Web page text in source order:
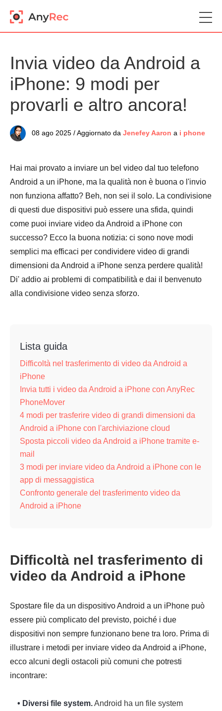
Invia video da Android a
iPhone: 9 modi per
provarli e altro ancora!
08 ago 2025 / Aggiornato da Jenefey Aaron a i phone
Hai mai provato a inviare un bel video dal tuo telefono
Android a un iPhone, ma la qualità non è buona o l'invio
non funziona affatto? Beh, non sei il solo. La condivisione
di questi due dispositivi può essere una sfida, quindi
come puoi inviare video da Android a iPhone con
successo? Ecco la buona notizia: ci sono nove modi
semplici ma efficaci per condividere video di grandi
dimensioni da Android a iPhone senza perdere qualità!
Di' addio ai problemi di compatibilità e dai il benvenuto
alla condivisione video senza sforzo.
Lista guida
Difficoltà nel trasferimento di video da Android a
iPhone
Invia tutti i video da Android a iPhone con AnyRec
PhoneMover
4 modi per trasferire video di grandi dimensioni da
Android a iPhone con l'archiviazione cloud
Sposta piccoli video da Android a iPhone tramite e-
mail
3 modi per inviare video da Android a iPhone con le
app di messaggistica
Confronto generale del trasferimento video da
Android a iPhone
Difficoltà nel trasferimento di
video da Android a iPhone
Spostare file da un dispositivo Android a un iPhone può
essere più complicato del previsto, poiché i due
dispositivi non sempre funzionano bene tra loro. Prima di
illustrare i metodi per inviare video da Android a iPhone,
ecco alcuni degli ostacoli più comuni che potresti
incontrare:
• Diversi file system.Android ha un file system